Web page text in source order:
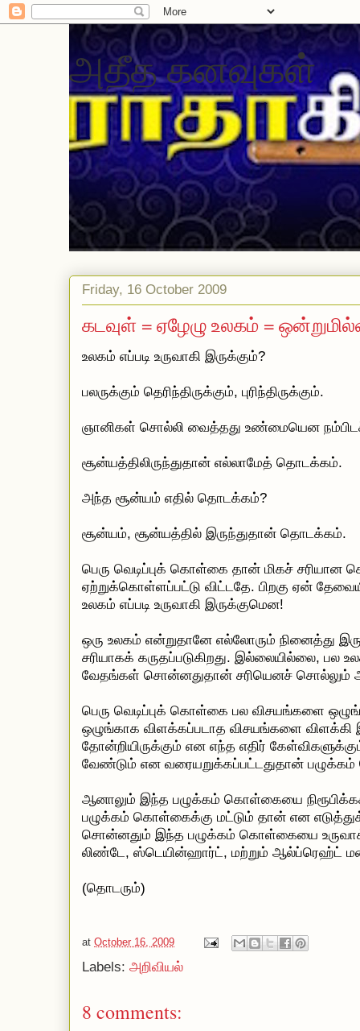
அதீத கனவுகள்
Friday, 16 October 2009
கடவுள் = ஏழேழு உலகம் =
உலகம் எப்படி உருவாகி இருக்கும்?
பலருக்கும் தெரிந்திருக்கும், புரிந்திருக்கும்.
ஞானிகள் சொல்லி வைத்தது உண்மையென
சூன்யத்திலிருந்துதான் எல்லாமேத் தொடக்கம்.
அந்த சூன்யம் எதில் தொடக்கம்?
சூன்யம், சூன்யத்தில் இருந்துதான் தொடக்கம்.
பெரு வெடிப்புக் கொள்கை தான் மிகச்
ஏற்றுக்கொள்ளப்பட்டு விட்டதே. பிறகு ஏன்
உலகம் எப்படி உருவாகி இருக்குமென!
ஒரு உலகம் என்றுதானே எல்லோரும் நினைத்து
சரியாகக் கருதப்படுகிறது. இல்லையில்லை, பல
வேதங்கள் சொன்னதுதான் சரியெனச் சொல்லும்
பெரு வெடிப்புக் கொள்கை பல விசயங்களை
ஒழுங்காக விளக்கப்படாத விசயங்களை விளக்கி
தோன்றியிருக்கும் என எந்த எதிர்
வேண்டும் என வரையறுக்கப்பட்டதுதான்
ஆனாலும் இந்த பழுக்கம் கொள்கையை
பழுக்கம் கொள்கைக்கு மட்டும் தான் என
சொன்னதும் இந்த பழுக்கம் கொள்கையை
லிண்டே, ஸ்டெயின்ஹார்ட், மற்றும் ஆல்ப்ரெஹ்ட்
(தொடரும்)
at October 16, 2009
Labels: அறிவியல்
8 comments: